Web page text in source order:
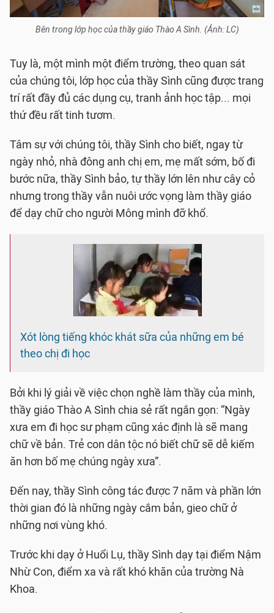
Bên trong lớp học của thầy giáo Thào A Sình. (Ảnh: LC)
Tuy là, một mình một điểm trường, theo quan sát
của chúng tôi, lớp học của thầy Sình cũng được trang
trí rất đầy đủ các dụng cụ, tranh ảnh học tập... mọi
thứ đều rất tinh tươm.
Tâm sự với chúng tôi, thầy Sình cho biết, ngay từ
ngày nhỏ, nhà đông anh chị em, mẹ mất sớm, bố đi
bước nữa, thầy Sình bảo, tự thầy lớn lên như cây cỏ
nhưng trong thầy vẫn nuôi ước vọng làm thầy giáo
để dạy chữ cho người Mông mình đỡ khổ.
Xót lòng tiếng khóc khát sữa của những em bé
theo chị đi học
Bởi khi lý giải về việc chọn nghề làm thầy của mình,
thầy giáo Thào A Sình chia sẻ rất ngắn gọn: “Ngày
xưa em đi học sư phạm cũng xác định là sẽ mang
chữ về bản. Trẻ con dân tộc nó biết chữ sẽ dễ kiếm
ăn hơn bố mẹ chúng ngày xưa”.
Đến nay, thầy Sình công tác được 7 năm và phần lớn
thời gian đó là những ngày cắm bản, gieo chữ ở
những nơi vùng khó.
Trước khi dạy ở Huổi Lụ, thầy Sình dạy tại điểm Nậm
Nhừ Con, điểm xa và rất khó khăn của trường Nà
Khoa.